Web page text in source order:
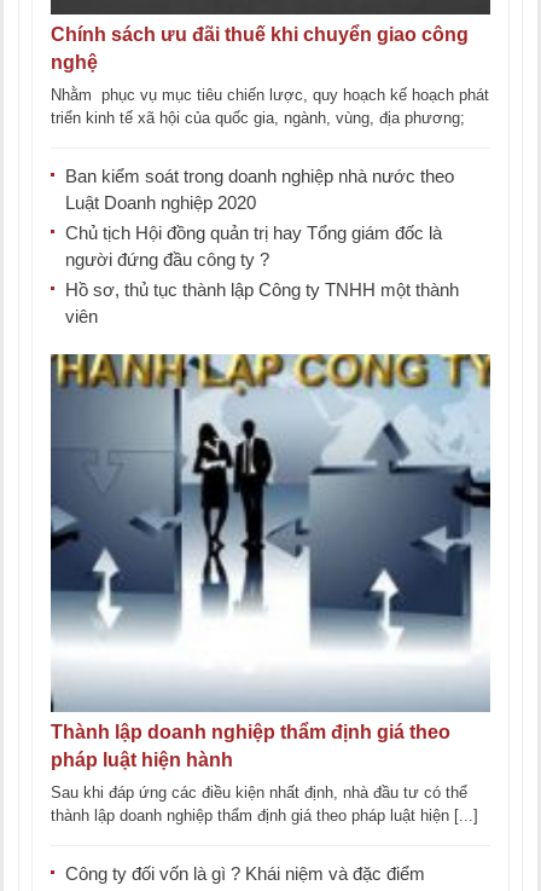
Chính sách ưu đãi thuế khi chuyển giao công
nghệ
Nhằm phục vụ mục tiêu chiến lược, quy hoạch kế hoạch phát
triển kinh tế xã hội của quốc gia, ngành, vùng, địa phương;
Ban kiểm soát trong doanh nghiệp nhà nước theo
Luật Doanh nghiệp 2020
Chủ tịch Hội đồng quản trị hay Tổng giám đốc là
người đứng đầu công ty ?
Hồ sơ, thủ tục thành lập Công ty TNHH một thành
viên
Thành lập doanh nghiệp thẩm định giá theo
pháp luật hiện hành
Sau khi đáp ứng các điều kiện nhất định, nhà đầu tư có thể
thành lập doanh nghiệp thẩm định giá theo pháp luật hiện [...]
Công ty đối vốn là gì ? Khái niệm và đặc điểm